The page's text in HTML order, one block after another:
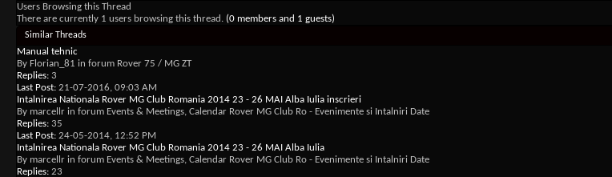
Users Browsing this Thread
There are currently 1 users browsing this thread. (0 members and 1 guests)
Similar Threads
Manual tehnic
By Florian_81 in forum Rover 75 / MG ZT
Replies: 3
Last Post: 21-07-2016, 09:03 AM
Intalnirea Nationala Rover MG Club Romania 2014 23 - 26 MAI Alba Iulia inscrieri
By marcellr in forum Events & Meetings, Calendar Rover MG Club Ro - Evenimente si Intalniri Date
Replies: 35
Last Post: 24-05-2014, 12:52 PM
Intalnirea Nationala Rover MG Club Romania 2014 23 - 26 MAI Alba Iulia
By marcellr in forum Events & Meetings, Calendar Rover MG Club Ro - Evenimente si Intalniri Date
Replies: 23